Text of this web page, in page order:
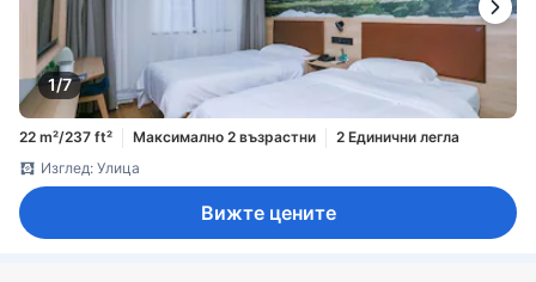
1/7
22 m²/237 ft² Максимално 2 възрастни
2 Единични легла
Изглед: Улица
Вижте цените